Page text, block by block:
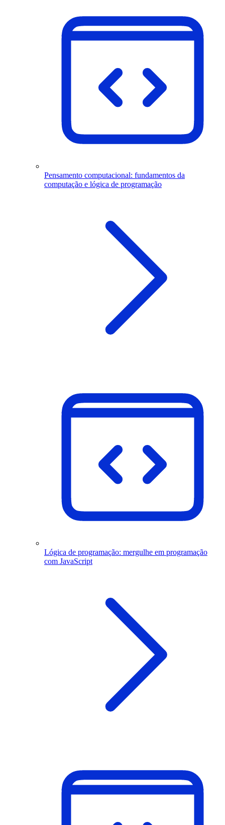
Pensamento computacional: fundamentos da
computação e lógica de programação
Lógica de programação: mergulhe em programação
com JavaScript